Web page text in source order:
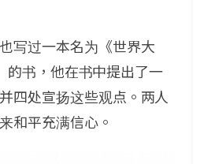
写过一本名为《世界大
的书，他在书中提出了一
四处宣扬这些观点。两人
和平充满信心。